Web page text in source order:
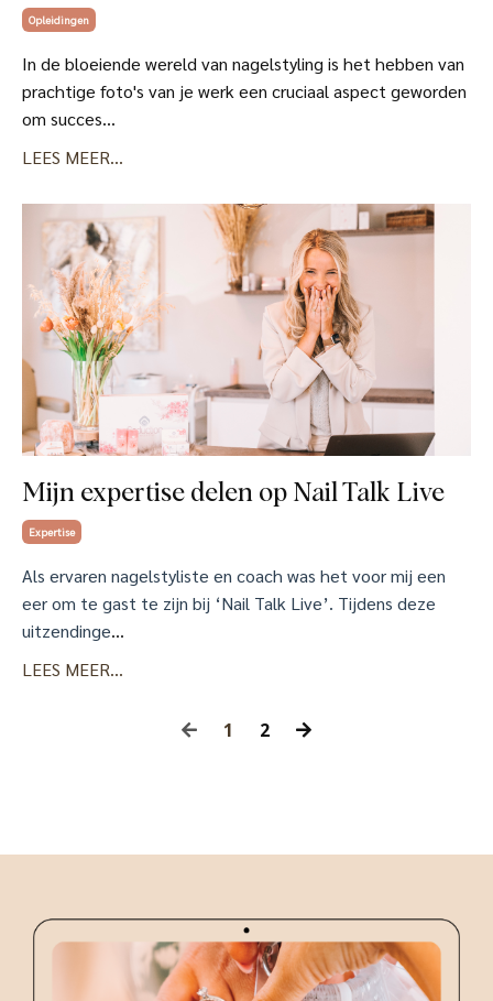
Opleidingen
In de bloeiende wereld van nagelstyling is het hebben van
prachtige foto's van je werk een cruciaal aspect geworden
om succes...
LEES MEER...
Mijn expertise delen op Nail Talk Live
Expertise
Als ervaren nagelstyliste en coach was het voor mij een
eer om te gast te zijn bij ‘Nail Talk Live’. Tijdens deze
uitzendinge...
LEES MEER...
1 2